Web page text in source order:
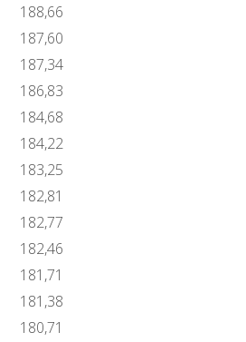
188,66
187,60
187,34
186,83
184,68
184,22
183,25
182,81
182,77
182,46
181,71
181,38
180,71